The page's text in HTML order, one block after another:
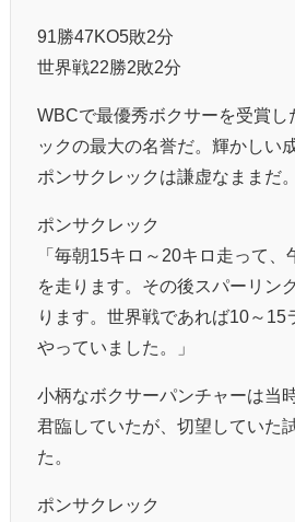
91勝47KO5敗2分
世界戦22勝2敗2分
WBCで最優秀ボクサーを受賞し
ックの最大の名誉だ。輝かしい
ポンサクレックは謙虚なままだ。
ポンサクレック
「毎朝15キロ～20キロ走って
を走ります。その後スパーリン
ります。世界戦であれば10～15
やっていました。」
小柄なボクサーパンチャーは当
君臨していたが、切望していた
た。
ポンサクレック